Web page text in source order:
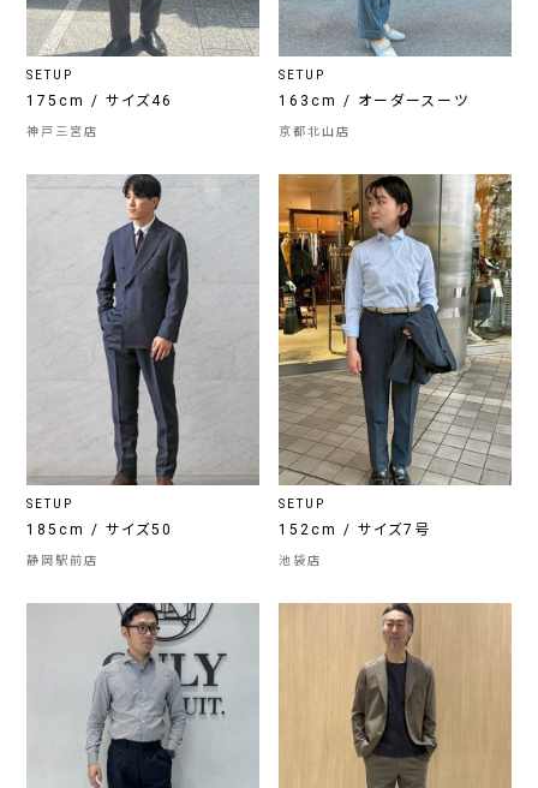
SETUP
175cm / サイズ46
神戸三宮店
SETUP
163cm / オーダースーツ
京都北山店
SETUP
185cm / サイズ50
静岡駅前店
SETUP
152cm / サイズ7号
池袋店